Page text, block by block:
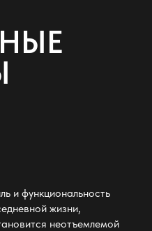
и функциональность
жизни,
неотъемлемой